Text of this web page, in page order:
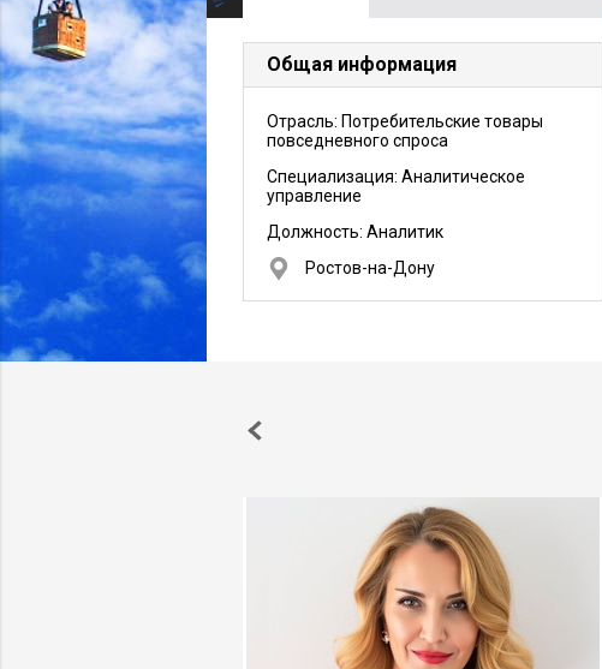
Общая информация
Отрасль: Потребительские товары
повседневного спроса
Специализация: Аналитическое
управление
Должность: Аналитик
Ростов-на-Дону